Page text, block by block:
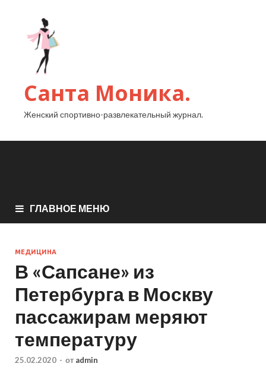
Санта Моника.
Женский спортивно-развлекательный журнал.
ГЛАВНОЕ МЕНЮ
МЕДИЦИНА
В «Сапсане» из
Петербурга в Москву
пассажирам меряют
температуру
25.02.2020 - от admin